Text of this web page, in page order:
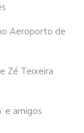
Aeroporto de
Zé Teixeira
e amigos